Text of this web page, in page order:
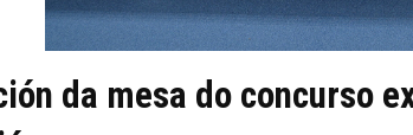
da mesa do concurso